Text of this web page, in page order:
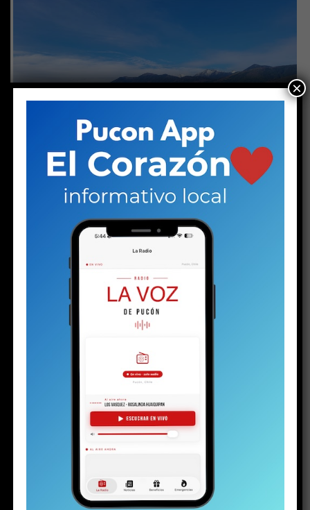
2 años atrás
Trafampulli: Corte de apelaciones
detiene reinstalación del dique
mientras no se resuelva el fondo de
la controversia
×